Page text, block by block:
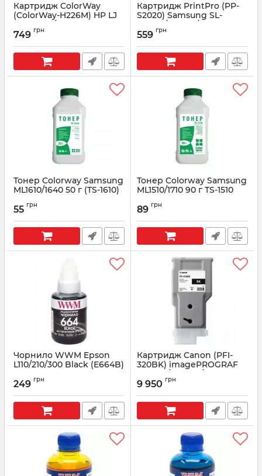
Картридж ColorWay
(ColorWay-H226M) HP LJ
Pro M402/M426 Black
(CF226A)
Артикул: CW-H226M
749 грн
Картридж PrintPro (PP-
S2020) Samsung SL-
M2020/2020W/2070 (MLT-
D111S)
Артикул: PP-S2020
559 грн
Тонер Colorway Samsung
ML1610/1640 50 г (TS-1610)
55 грн
Тонер Colorway Samsung
ML1510/1710 90 г TS-1510
89 грн
Чорнило WWM Epson
L110/210/300 Black (E664B)
Артикул:
249 грн
Картридж Canon (PFI-
320BK) imagePROGRAF
TM-200/TM-300/TM-305
(2890C001) Black
Артикул: 2890C001
9 950 грн